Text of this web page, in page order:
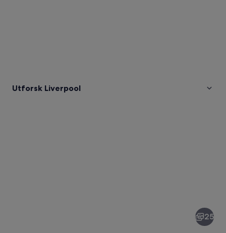
Utforsk Liverpool
25